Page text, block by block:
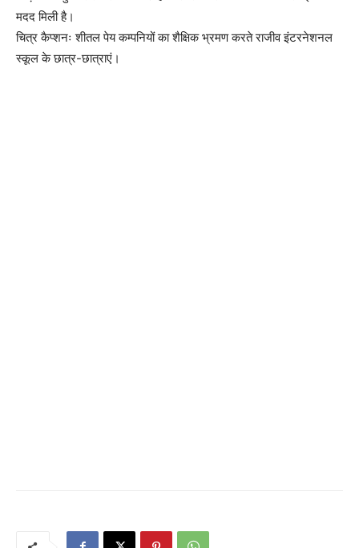
मदद मिली है।
चित्र कैप्शनः शीतल पेय कम्पनियों का शैक्षिक भ्रमण करते राजीव इंटरनेशनल
स्कूल के छात्र-छात्राएं।